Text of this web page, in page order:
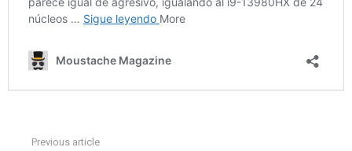
Previous article